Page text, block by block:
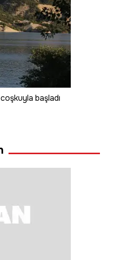
başladı